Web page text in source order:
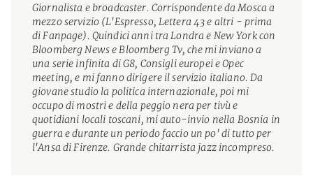
Giornalista e broadcaster. Corrispondente da Mosca a
mezzo servizio (L'Espresso, Lettera 43 e altri - prima
di Fanpage). Quindici anni tra Londra e New York con
Bloomberg News e Bloomberg Tv, che mi inviano a
una serie infinita di G8, Consigli europei e Opec
meeting, e mi fanno dirigere il servizio italiano. Da
giovane studio la politica internazionale, poi mi
occupo di mostri e della peggio nera per tivù e
quotidiani locali toscani, mi auto-invio nella Bosnia in
guerra e durante un periodo faccio un po' di tutto per
l'Ansa di Firenze. Grande chitarrista jazz incompreso.